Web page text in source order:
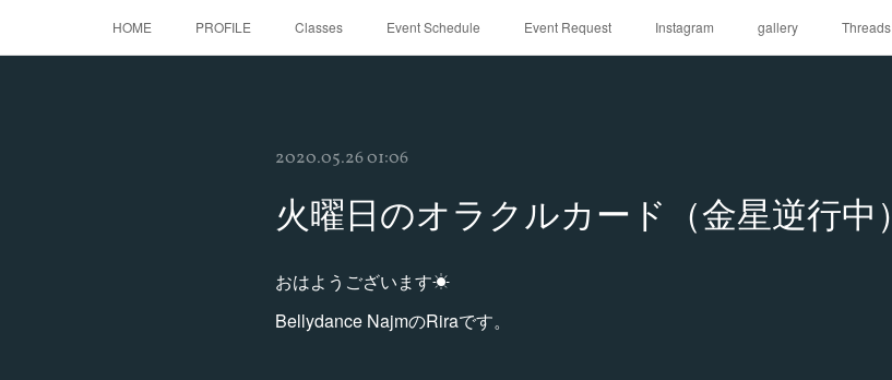
HOME PROFILE Classes Event Schedule Event Request Instagram gallery Threads
2020.05.26 01:06
火曜日のオラクルカード（金星逆行中）
おはようございます☀
Bellydance NajmのRiraです。